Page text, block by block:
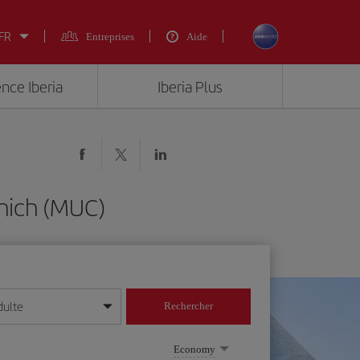
Entreprises Aide
Iberia Iberia Plus
(MUC)
année
Rechercher
Economy